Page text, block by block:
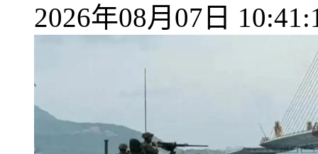
2026年08月07日